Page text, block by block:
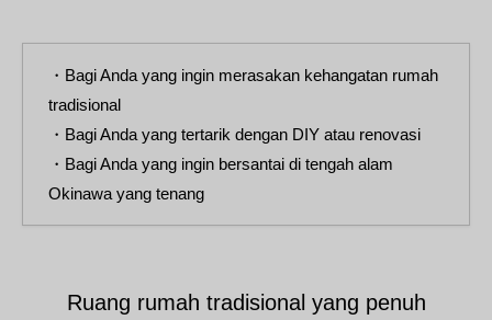
・Bagi Anda yang ingin merasakan kehangatan rumah
tradisional
・Bagi Anda yang tertarik dengan DIY atau renovasi
・Bagi Anda yang ingin bersantai di tengah alam
Okinawa yang tenang
Ruang rumah tradisional yang penuh